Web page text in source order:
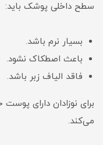
سطح داخلی پوشک باید:
بسیار نرم باشد.
باعث اصطکاک نشود.
فاقد الیاف زبر باشد.
برای نوزادان دارای
می‌کند.